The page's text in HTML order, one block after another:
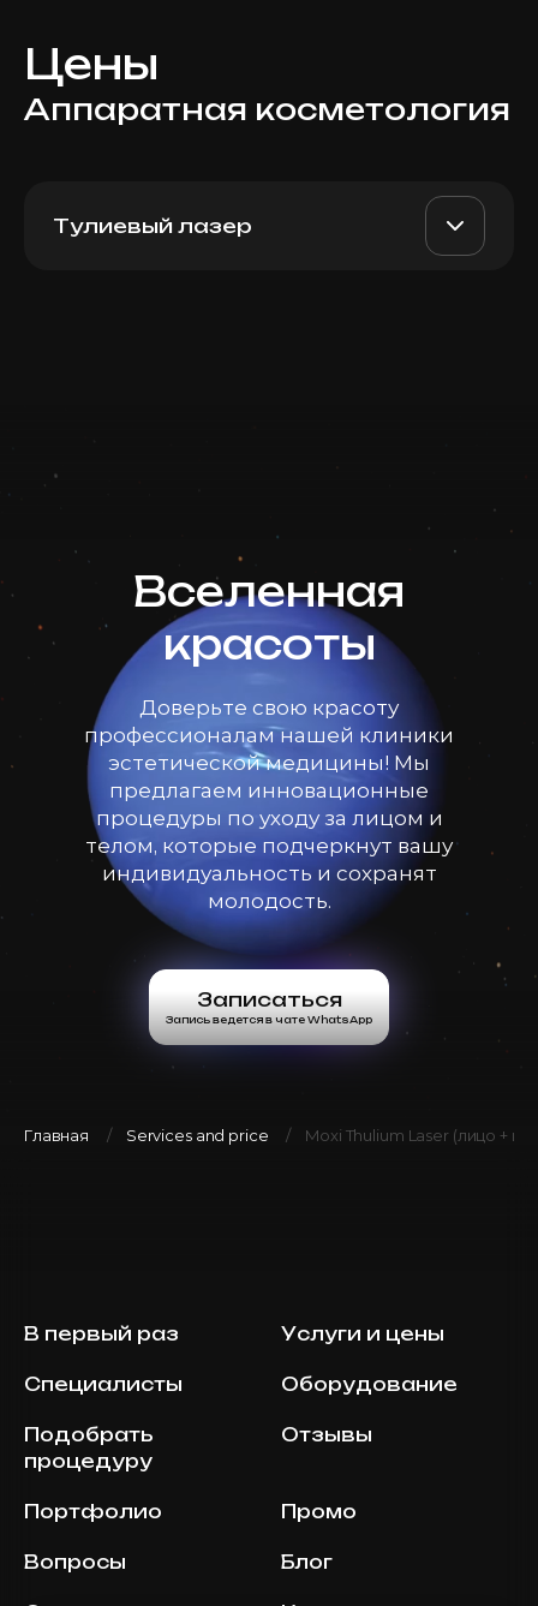
Цены
Аппаратная косметология
Тулиевый лазер
Вселенная
красоты
Доверьте свою красоту
профессионалам нашей клиники
эстетической медицины! Мы
предлагаем инновационные
процедуры по уходу за лицом и
телом, которые подчеркнут вашу
индивидуальность и сохранят
молодость.
Записаться
Запись ведется в чате WhatsApp
Главная Services and price Moxi Thulium Laser (лицо +
В первый раз Услуги и цены
Специалисты Оборудование
Подобрать
процедуру
Отзывы
Портфолио Промо
Вопросы Блог